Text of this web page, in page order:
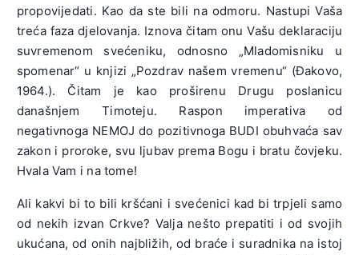
propovijedati. Kao da ste bili na odmoru. Nastupi Vaša
treća faza djelovanja. Iznova čitam onu Vašu deklaraciju
suvremenom svećeniku, odnosno „Mladomisniku u
spomenar“ u knjizi „Pozdrav našem vremenu“ (Đakovo,
1964.). Čitam je kao proširenu Drugu poslanicu
današnjem Timoteju. Raspon imperativa od
negativnoga NEMOJ do pozitivnoga BUDI obuhvaća sav
zakon i pro­roke, svu ljubav prema Bogu i bratu čovjeku.
Hvala Vam i na tome!
Ali kakvi bi to bili kršćani i svećenici kad bi trpjeli samo
od nekih izvan Crkve? Valja nešto prepatiti i od svojih
ukućana, od onih najbli­žih, od braće i suradnika na istoj